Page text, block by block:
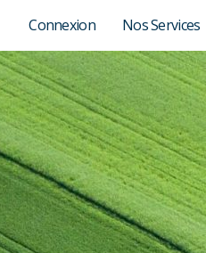
Connexion Nos Services